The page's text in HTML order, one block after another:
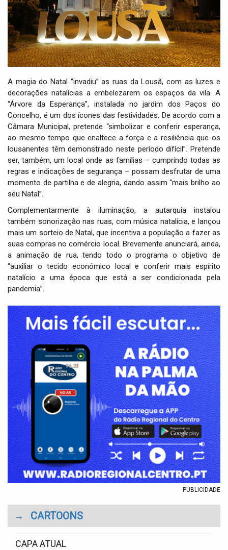
A magia do Natal “invadiu” as ruas da Lousã, com as luzes e
decorações natalícias a embelezarem os espaços da vila. A
“Árvore da Esperança”, instalada no jardim dos Paços do
Concelho, é um dos ícones das festividades. De acordo com a
Câmara Municipal, pretende “simbolizar e conferir esperança,
ao mesmo tempo que enaltece a força e a resiliência que os
lousanentes têm demonstrado neste período difícil”. Pretende
ser, também, um local onde as famílias – cumprindo todas as
regras e indicações de segurança – possam desfrutar de uma
momento de partilha e de alegria, dando assim “mais brilho ao
seu Natal”.
Complementarmente à iluminação, a autarquia instalou
também sonorização nas ruas, com música natalícia, e lançou
mais um sorteio de Natal, que incentiva a população a fazer as
suas compras no comércio local. Brevemente anunciará, ainda,
a animação de rua, tendo todo o programa o objetivo de
“auxiliar o tecido económico local e conferir mais espírito
natalício a uma época que está a ser condicionada pela
pandemia”.
PUBLICIDADE
→ CARTOONS
CAPA ATUAL